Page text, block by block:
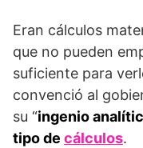
Eran cálculos
que no pueden
suficiente para
convenció al
su “ingenio
tipo de cálculos.